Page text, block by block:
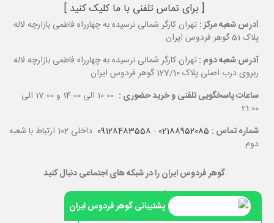
[ برای تماس تلفنی با ما کلیک کنید ]
آدرس شعبه مرکز : تهران کارگر شمالی نرسیده به چهارراه فاطمی بازارچه لاله
پلاک 51 گوهر فردوس ایران
آدرس شعبه دوم :تهران کارگر شمالی نرسیده به چهارراه فاطمی بازارچه لاله
ربروی درب اصلی پلاک 127/10 گوهر فردوس ایران
ساعات پاسخگویی تلفنی و خرید حضوری :
10:00 الی 14:00 و 17:00 الی
21:00
شماره تماس : 02188952085
-
09128483558
داخلی 102 ارتباط با شعبه
دوم
گوهر فردوس ایران را در شبکه های اجتماعی دنبال کنید
پشتیبانی گوهر فردوس ایران